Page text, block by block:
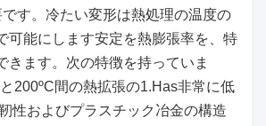
す。冷たい変形は熱処理の温度の
可能にします安定を熱膨張率を、特
きます。次の特徴を持っていま
200ºC間の熱拡張の1.Has非常に低
性およびプラスチック冶金の構造